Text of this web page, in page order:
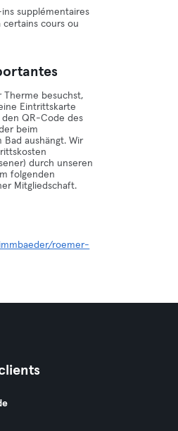
supplémentaires
certains cours ou
Therme besuchst,
Eintrittskarte
den QR-Code des
beim
Bad aushängt. Wir
durch unseren
folgenden
Mitgliedschaft.
roemer-